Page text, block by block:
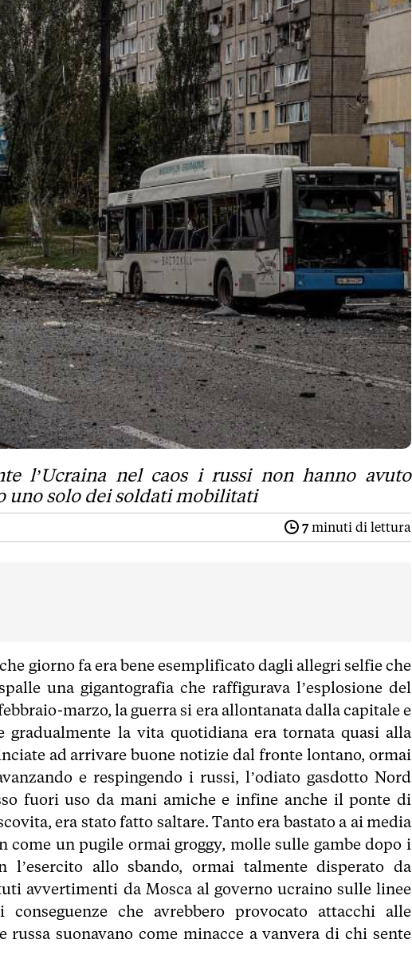
l’Ucraina nel caos i russi non hanno avuto
uno solo dei soldati mobilitati
7minuti di lettura
giorno fa era bene esemplificato dagli allegri selfie che
una gigantografia che raffigurava l’esplosione del
marzo, la guerra si era allontanata dalla capitale e
gradualmente la vita quotidiana era tornata quasi alla
ad arrivare buone notizie dal fronte lontano, ormai
e respingendo i russi, l’odiato gasdotto Nord
fuori uso da mani amiche e infine anche il ponte di
era stato fatto saltare. Tanto era bastato a ai media
un pugile ormai groggy, molle sulle gambe dopo i
allo sbando, ormai talmente disperato da
avvertimenti da Mosca al governo ucraino sulle linee
che avrebbero provocato attacchi alle
suonavano come minacce a vanvera di chi sente